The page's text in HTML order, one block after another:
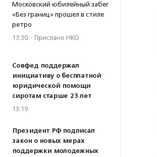
Московский юбилейный забег
«Без границ» прошел в стиле
ретро
13:30 · Прислано НКО
Совфед поддержал
инициативу о бесплатной
юридической помощи
сиротам старше 23 лет
13:19
Президент РФ подписал
закон о новых мерах
поддержки молодежных